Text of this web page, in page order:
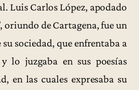
Luis Carlos López, apodado
oriundo de Cartagena, fue un
sociedad, que enfrentaba a
lo juzgaba en sus poesías
en las cuales expresaba su